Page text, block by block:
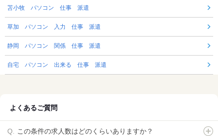
苫小牧 パソコン 仕事 派遣
草加 パソコン 入力 仕事 派遣
静岡 パソコン 関係 仕事 派遣
自宅 パソコン 出来る 仕事 派遣
よくあるご質問
この条件の求人数はどのくらいありますか？